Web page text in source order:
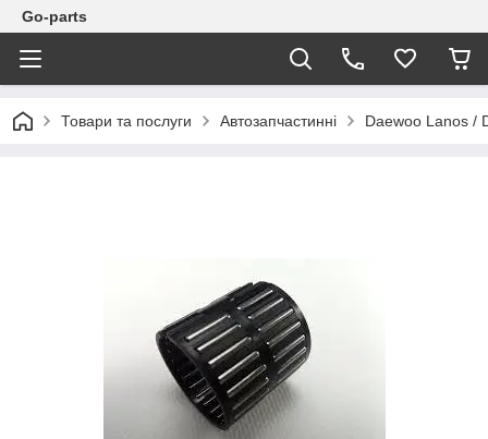
Go-parts
Товари та послуги Автозапчастинні Daewoo Lanos /